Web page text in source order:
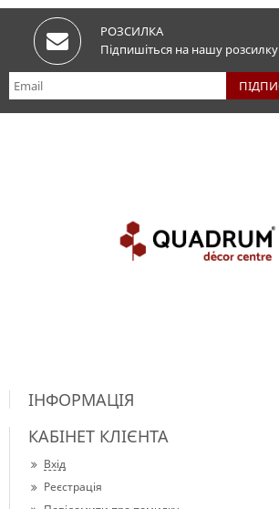
РОЗСИЛКА
Підпишіться на нашу розсилку
ІНФОРМАЦІЯ
КАБІНЕТ КЛІЄНТА
Вхід
Реєстрація